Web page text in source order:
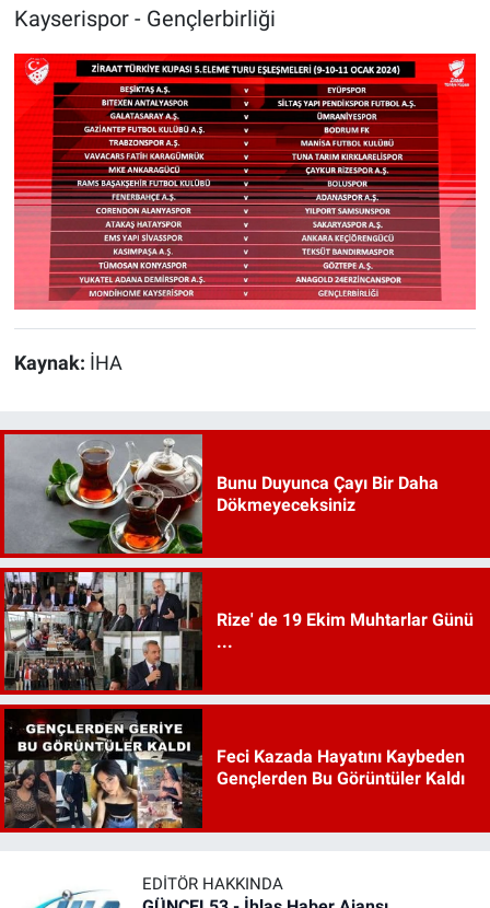
Kayserispor - Gençlerbirliği
Kaynak: İHA
Bunu Duyunca Çayı Bir Daha
Dökmeyeceksiniz
Rize' de 19 Ekim Muhtarlar Günü
...
Feci Kazada Hayatını Kaybeden
Gençlerden Bu Görüntüler Kaldı
EDITÖR HAKKINDA